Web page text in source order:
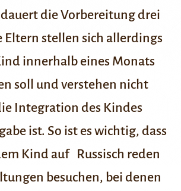
die Vorbereitung drei
Eltern stellen sich allerdings
innerhalb eines Monats
soll und verstehen nicht
Integration des Kindes
ist. So ist es wichtig, dass
Kind auf Russisch reden
besuchen, bei denen